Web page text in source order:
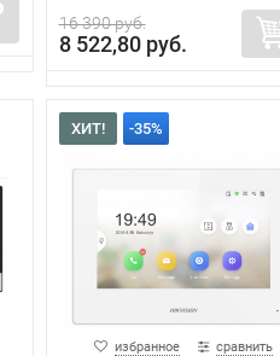
16 390 руб.
8 522,80 руб.
ХИТ! -35%
избранное сравнить